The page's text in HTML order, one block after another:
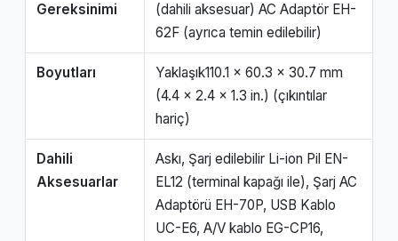
Gereksinimi
(dahili aksesuar) AC Adaptör EH-
62F (ayrıca temin edilebilir)
Boyutları
Yaklaşık110.1 x 60.3 x 30.7 mm
(4.4 x 2.4 x 1.3 in.) (çıkıntılar
hariç)
Dahili
Aksesuarlar
Askı, Şarj edilebilir Li-ion Pil EN-
EL12 (terminal kapağı ile), Şarj AC
Adaptörü EH-70P, USB Kablo
UC-E6, A/V kablo EG-CP16,